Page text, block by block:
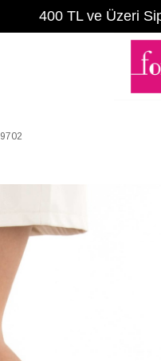
400 TL ve Üzeri